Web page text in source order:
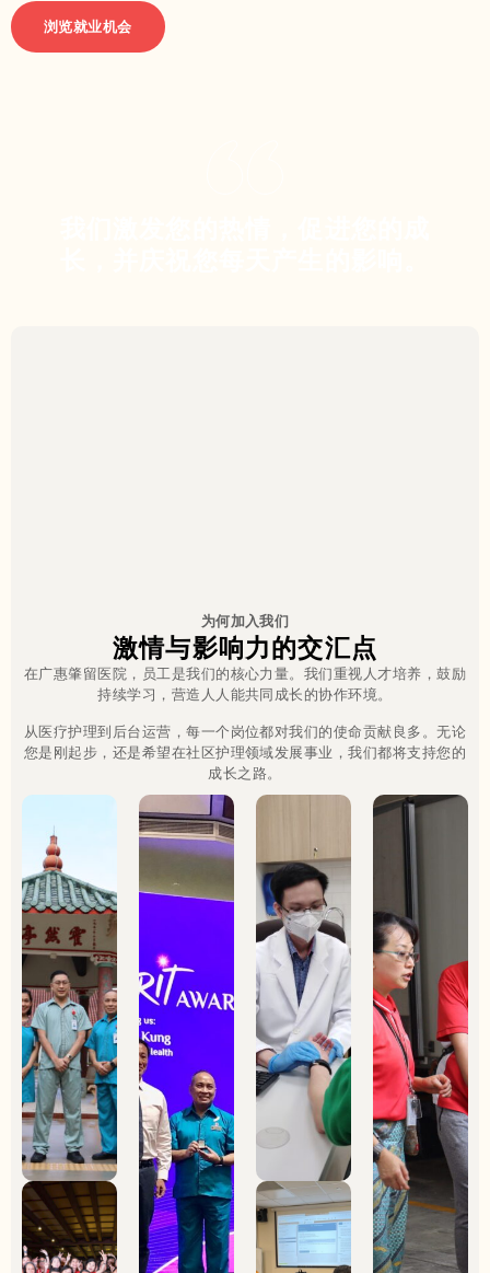
浏览就业机会
为何加入我们
激情与影响力的交汇点
在广惠肇留医院，员工是我们的核心力量。我们重视人才培养，鼓励
持续学习，营造人人能共同成长的协作环境。
从医疗护理到后台运营，每一个岗位都对我们的使命贡献良多。无论
您是刚起步，还是希望在社区护理领域发展事业，我们都将支持您的
成长之路。